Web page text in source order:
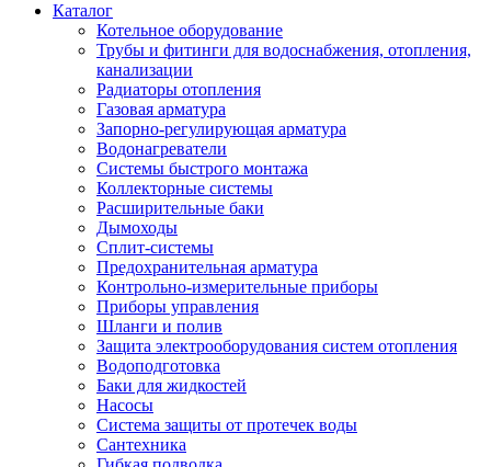
Каталог
Котельное оборудование
Трубы и фитинги для водоснабжения, отопления,
канализации
Радиаторы отопления
Газовая арматура
Запорно-регулирующая арматура
Водонагреватели
Системы быстрого монтажа
Коллекторные системы
Расширительные баки
Дымоходы
Сплит-системы
Предохранительная арматура
Контрольно-измерительные приборы
Приборы управления
Шланги и полив
Защита электрооборудования систем отопления
Водоподготовка
Баки для жидкостей
Насосы
Система защиты от протечек воды
Сантехника